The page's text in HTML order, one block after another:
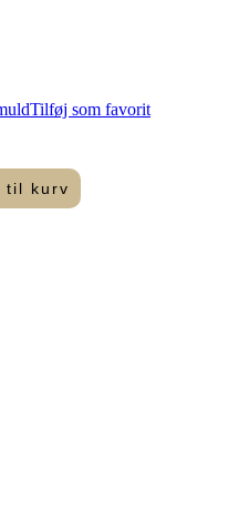
Tilføj som favorit
til kurv